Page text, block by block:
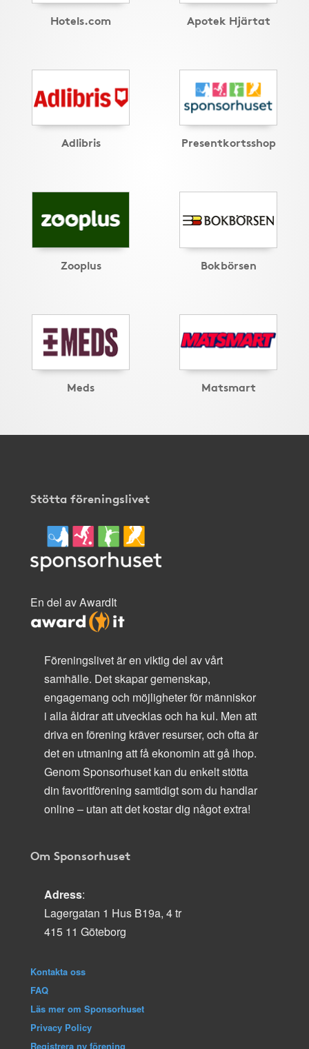
Hotels.com Apotek Hjärtat
Adlibris Presentkortsshop
Zooplus Bokbörsen
Meds Matsmart
Stötta föreningslivet
En del av AwardIt
Föreningslivet är en viktig del av vårt
samhälle. Det skapar gemenskap,
engagemang och möjligheter för människor
i alla åldrar att utvecklas och ha kul. Men att
driva en förening kräver resurser, och ofta är
det en utmaning att få ekonomin att gå ihop.
Genom Sponsorhuset kan du enkelt stötta
din favoritförening samtidigt som du handlar
online – utan att det kostar dig något extra!
Om Sponsorhuset
Adress:
Lagergatan 1 Hus B19a, 4 tr
415 11 Göteborg
Kontakta oss
FAQ
Läs mer om Sponsorhuset
Privacy Policy
Registrera ny förening